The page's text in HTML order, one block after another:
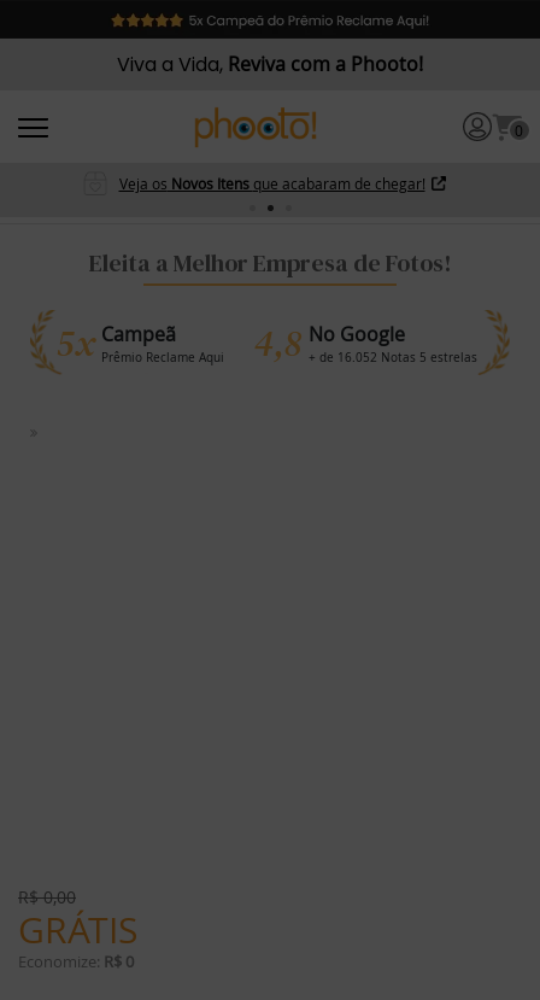
Viva a Vida, Reviva com a Phooto!
0
Veja os Novos Itens que acabaram de chegar!
Eleita a Melhor Empresa de Fotos!
5x Campeã
Prêmio Reclame Aqui 4,8 No Google
+ de 16.052 Notas 5 estrelas
R$0,00
GRÁTIS
Economize: R$ 0